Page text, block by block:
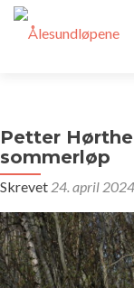
Petter
sommerløp
Skrevet 24. april 2024